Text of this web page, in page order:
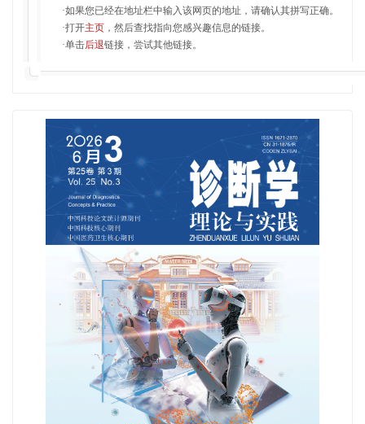
·如果您已经在地址栏中输入该网页的地址，请确认其拼写正确。
·打开主页 ，然后查找指向您感兴趣信息的链接。
·单击后退链接，尝试其他链接。